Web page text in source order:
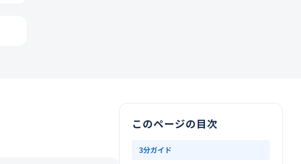
このページの目次
3分ガイド